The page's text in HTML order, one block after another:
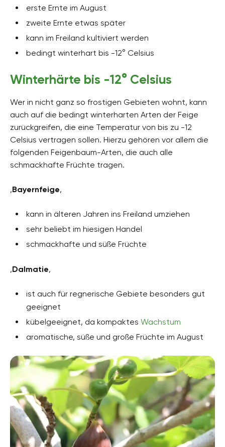
erste Ernte im August
zweite Ernte etwas später
kann im Freiland kultiviert werden
bedingt winterhart bis -12° Celsius
Winterhärte bis -12° Celsius
Wer in nicht ganz so frostigen Gebieten wohnt, kann
auch auf die bedingt winterharten Arten der Feige
zurückgreifen, die eine Temperatur von bis zu -12
Celsius vertragen sollen. Hierzu gehören vor allem die
folgenden Feigenbaum-Arten, die auch alle
schmackhafte Früchte tragen.
‚Bayernfeige‚
kann in älteren Jahren ins Freiland umziehen
sehr beliebt im hiesigen Handel
schmackhafte und süße Früchte
‚Dalmatie‚
ist auch für regnerische Gebiete besonders gut
geeignet
kübelgeeignet, da kompaktes Wachstum
aromatische, süße und große Früchte im August